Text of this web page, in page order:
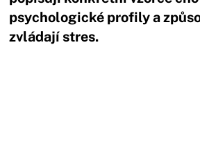
psychologické profily a
zvládají stres.